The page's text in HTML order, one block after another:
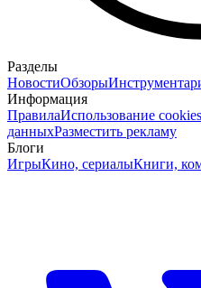
Разделы
НовостиОбзоры
Информация
ПравилаИспользование cookies
данныхРазместить рекламу
Блоги
ИгрыКино, сериалыКниги,